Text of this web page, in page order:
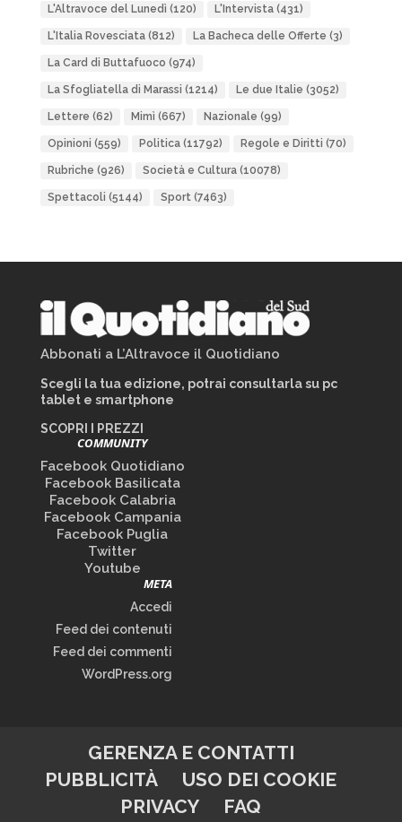
L'Altravoce del Lunedì (120) L'Intervista(431)
L'Italia Rovesciata(812) La Bacheca delle Offerte (3)
La Card di Buttafuoco (974)
La Sfogliatella di Marassi (1214) Le due Italie (3052)
Lettere (62) Mimì (667) Nazionale (99)
Opinioni (559) Politica(11792) Regole e Diritti (70)
Rubriche (926) Società e Cultura(10078)
Spettacoli (5144) Sport (7463)
Abbonati a L’Altravoce il Quotidiano
Scegli la tua edizione, potrai consultarla su pc
tablet e smartphone
SCOPRI I PREZZI
COMMUNITY
Facebook Quotidiano
Facebook Basilicata
Facebook Calabria
Facebook Campania
Facebook Puglia
Twitter
Youtube
META
Accedi
Feed dei contenuti
Feed dei commenti
WordPress.org
GERENZA E CONTATTI
PUBBLICITÀ
USO DEI COOKIE
PRIVACY
FAQ